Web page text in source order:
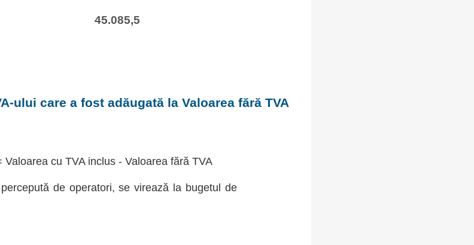
45.085,5
ului care a fost adăugată la Valoarea fără TVA
Valoarea cu TVA inclus - Valoarea fără TVA
de operatori, se virează la bugetul de